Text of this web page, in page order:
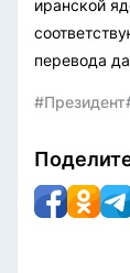
иранской
перевода
#Президент